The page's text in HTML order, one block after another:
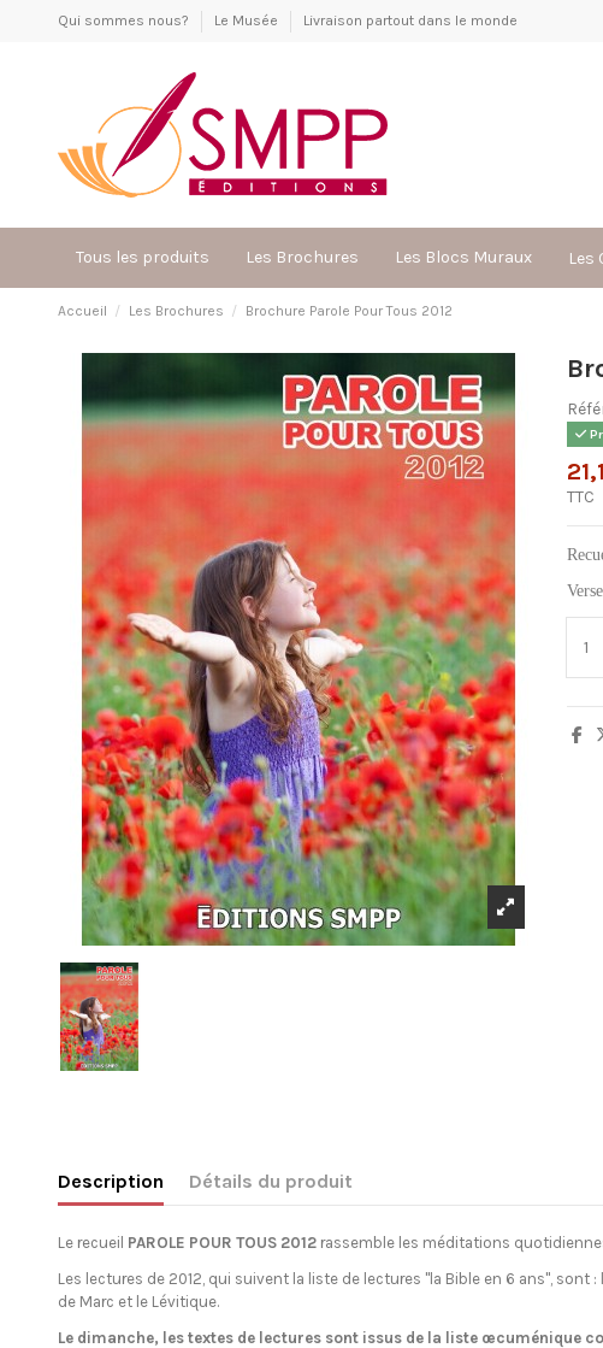
Qui sommes nous? Le Musée Livraison partout dans le monde
Tous les produits Les Brochures Les Blocs Muraux Les
Accueil Les Brochures Brochure Parole Pour Tous 2012
TTC
Description Détails du produit
Le recueil PAROLE POUR TOUS 2012rassemble les méditations
Les lectures de 2012, qui suivent la liste de lectures "la Bible en 6 ans", sont :
de Marc et le Lévitique.
Le dimanche, les textes de lectures sont issus de la liste œcuménique